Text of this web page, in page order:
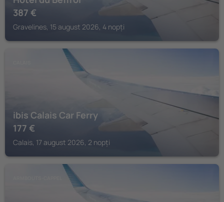
387 €
Gravelines, 15 august 2026, 4 nopți
ibis Calais Car Ferry
177 €
Calais, 17 august 2026, 2 nopți